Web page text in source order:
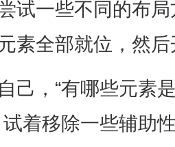
试一些不同的布
素全部就位，然
己，“有哪些元素
试着移除一些辅助